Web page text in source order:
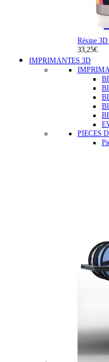
Résine
33,25€
IMPRIMANTES 3D
PIECES